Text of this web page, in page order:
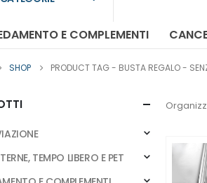
E COMPLEMENTI
SHOP PRODUCT TAG - BUSTA REGALO -
TEMPO LIBERO E PET